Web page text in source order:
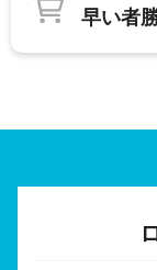
早い者